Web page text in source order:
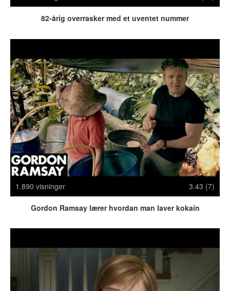
Reklamer
Sketches & Stand-Up
Syge Skills
TV & Film
Bedst bedømte
Flest visninger
Mest delte
Mest omtalte
Billeder
Biler & Motor
Computere
82-årig overrasker med et uventet nummer
1.890 visninger 3.43 (7)
Gordon Ramsay lærer hvordan man laver kokain